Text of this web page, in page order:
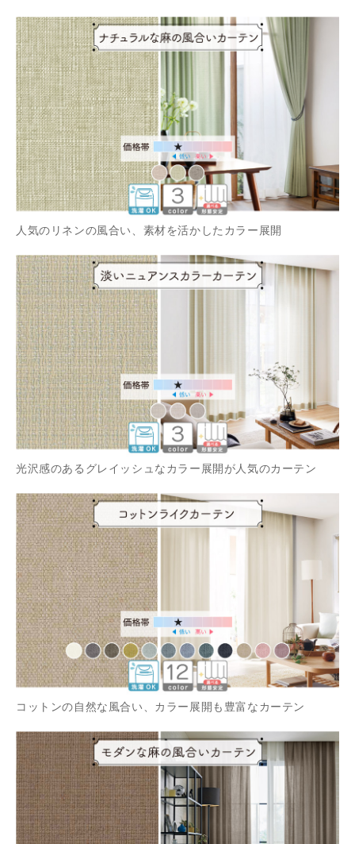
人気のリネンの風合い、素材を活かしたカラー展開
光沢感のあるグレイッシュなカラー展開が人気のカーテン
コットンの自然な風合い、カラー展開も豊富なカーテン